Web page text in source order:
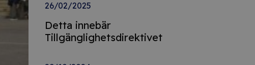
26/02/2025
Detta innebär
Tillgänglighetsdirektivet